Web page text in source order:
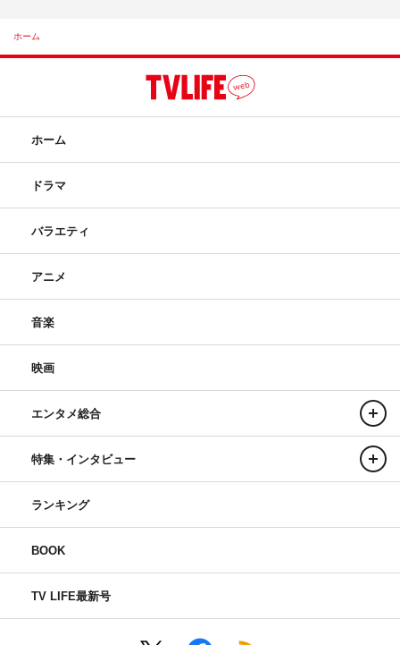
ホーム
ホーム
ドラマ
バラエティ
アニメ
音楽
映画
エンタメ総合
特集・インタビュー
ランキング
BOOK
TV LIFE最新号